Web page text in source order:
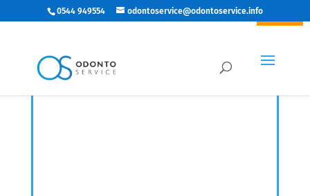
0544 949554 odontoservice@odontoservice.info